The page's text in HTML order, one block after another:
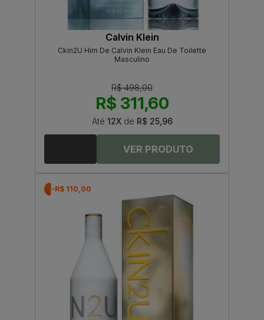
Calvin Klein
Ckin2U Him De Calvin Klein Eau De Toilette
Masculino
R$ 498,00
R$ 311,60
Até 12Xde R$ 25,96
-R$ 110,00